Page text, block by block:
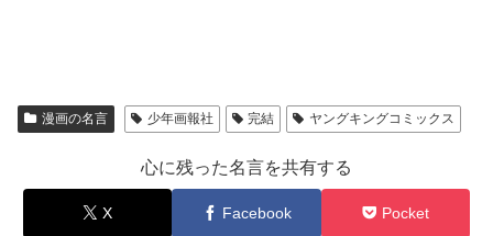
漫画の名言 少年画報社 完結 ヤングキングコミックス
心に残った名言を共有する
X Facebook Pocket